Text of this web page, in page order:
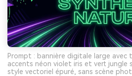
Prompt : bannière digitale large avec
accents néon violet iris et vert jungle
style vectoriel épuré, sans scène